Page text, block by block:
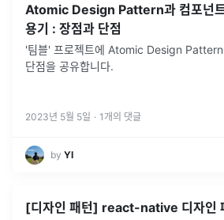
Atomic Design Pattern과 컴포넌트
용기 : 장점과 단점
'팀블' 프로젝트에 Atomic Design Pattern
단점을 공유합니다.
2023년 5월 5일 · 1 개의 댓글
by YI
[디자인 패턴] react-native 디자인